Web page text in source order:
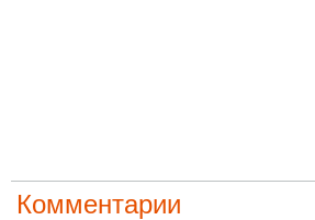
Комментарии